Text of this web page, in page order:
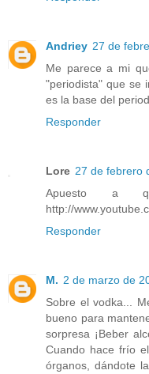
Andriey 27 de
Me parece a mi
"periodista" que se
es la base del
Responder
Lore 27 de febrero
Apuesto a
http://
Responder
M. 2 de marzo de
Sobre el vodka...
bueno para
sorpresa ¡Beber
Cuando hace frío
órganos, dándote